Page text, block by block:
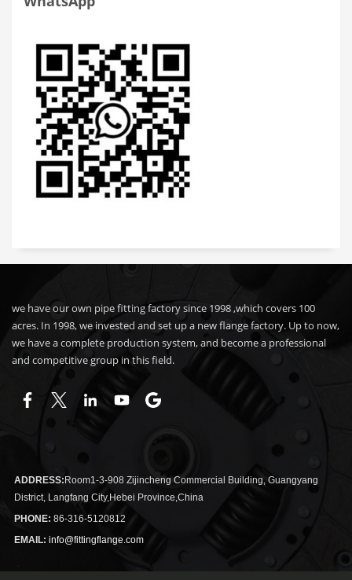
we have our own pipe fitting factory since 1998 ,which covers 100
acres. In 1998, we invested and set up a new flange factory. Up to now,
we have a complete production system, and become a professional
and competitive group in this field.
ADDRESS: Room1-3-908 Zijincheng Commercial Building, Guangyang
District, Langfang City,Hebei Province,China
PHONE: 86-316-5120812
EMAIL: info@fittingflange.com